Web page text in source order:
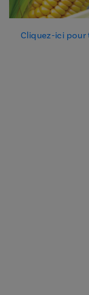
Cliquez-ici